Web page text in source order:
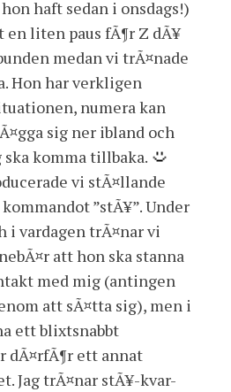
haft sedan i onsdags!)
en liten paus fÃ¶r Z dÃ¥
medan vi trÃ¤nade
Hon har verkligen
numera kan
sig ner ibland och
komma tillbaka.
vi stÃ¤llande
”stÃ¥”. Under
i vardagen trÃ¤nar vi
att hon ska stanna
med mig (antingen
att sÃ¤tta sig), men i
ett blixtsnabbt
dÃ¤rfÃ¶r ett annat
Jag trÃ¤nar stÃ¥-kvar-